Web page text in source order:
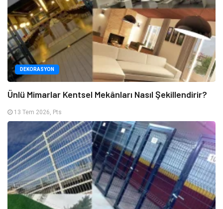
DEKORASYON
Ünlü Mimarlar Kentsel Mekânları Nasıl Şekillendirir?
13 Tem 2026, Pts